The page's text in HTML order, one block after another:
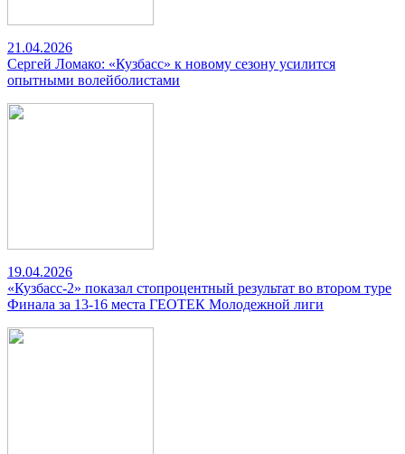
21.04.2026
Сергей Ломако: «Кузбасс» к новому сезону усилится
опытными волейболистами
19.04.2026
«Кузбасс-2» показал стопроцентный результат во втором туре
Финала за 13-16 места ГЕОТЕК Молодежной лиги